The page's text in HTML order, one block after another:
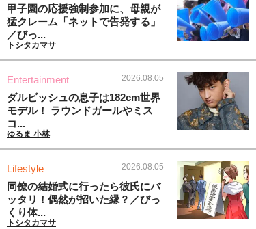
甲子園の応援強制参加に、母親が
猛クレーム「ネットで告発する」
／びっ...
トシタカマサ
Entertainment 2026.08.05
ダルビッシュの息子は182cm世界
モデル！ ラウンドガールやミス
コ...
ゆるま 小林
Lifestyle 2026.08.05
同僚の結婚式に行ったら彼氏にバ
ッタリ！偶然が招いた縁？／びっ
くり体...
トシタカマサ